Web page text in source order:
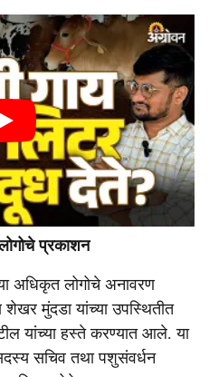
लोगोचे प्रकाशन
अधिकृत लोगोचे अनावरण
शेखर मुंदडा यांच्या उपस्थितीत
यांच्या हस्ते करण्यात आले. या
सचिव तथा पशुसंवर्धन